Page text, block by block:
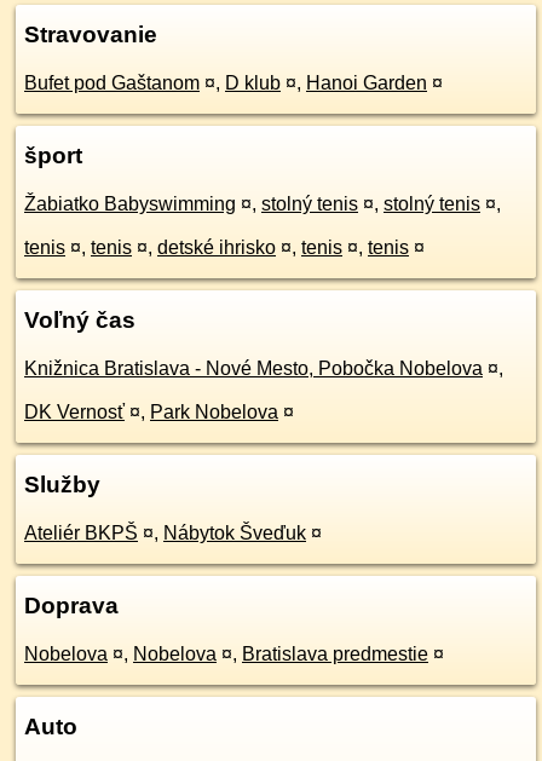
Stravovanie
Bufet pod Gaštanom ¤, D klub ¤, Hanoi Garden ¤
šport
Žabiatko Babyswimming ¤, stolný tenis ¤, stolný tenis ¤,
tenis ¤, tenis ¤, detské ihrisko ¤, tenis ¤, tenis ¤
Voľný čas
Knižnica Bratislava - Nové Mesto, Pobočka Nobelova ¤,
DK Vernosť ¤, Park Nobelova ¤
Služby
Ateliér BKPŠ ¤, Nábytok Šveďuk ¤
Doprava
Nobelova ¤, Nobelova ¤, Bratislava predmestie ¤
Auto